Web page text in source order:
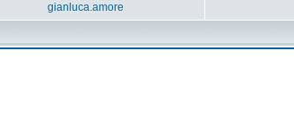
gianluca.amore